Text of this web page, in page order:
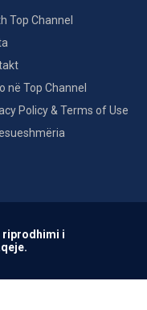
Top Channel
në Top Channel
Policy & Terms of Use
riprodhimi i